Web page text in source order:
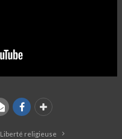
Liberté religieuse